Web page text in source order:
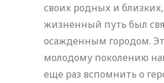
своих родных и
жизненный путь был
осажденным городом.
молодому поколению
еще раз вспомнить о